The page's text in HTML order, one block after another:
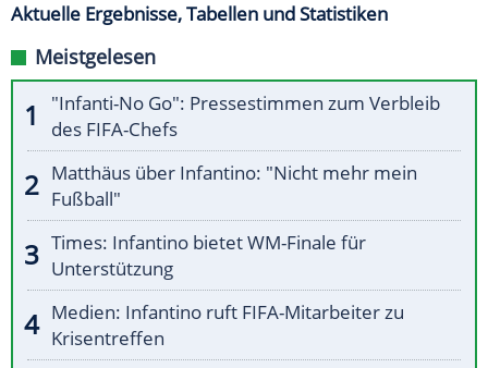
Aktuelle Ergebnisse, Tabellen und Statistiken
Meistgelesen
"Infanti-No Go": Pressestimmen zum Verbleib
des FIFA-Chefs
Matthäus über Infantino: "Nicht mehr mein
Fußball"
Times: Infantino bietet WM-Finale für
Unterstützung
Medien: Infantino ruft FIFA-Mitarbeiter zu
Krisentreffen